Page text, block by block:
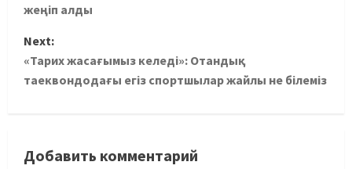
жеңіп алды
Next:
«Тарих жасағымыз келеді»: Отандық
таеквондодағы егіз спортшылар жайлы не білеміз
Добавить комментарий